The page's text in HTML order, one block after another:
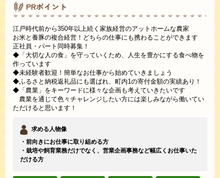
PRポイント
江戸時代前から350年以上続く家族経営のアットホームな農家
お米と養豚の複合経営！どちらの仕事にも携わることができます
正社員・パート同時募集！
◆「大切な人の食」を守っていくため、人生を豊かにする食べ物を
作っています
◆未経験者歓迎！簡単なお仕事から始めていきましょう
◆ふるさと納税返礼品にも選ばれ、町内1の寄付金額の実績あり！
◆「農業」をキーワードに様々な企画も考えていきたいです
農業を通じて色々チャレンジしたい方には楽しみながら働いてい
ただけると思います！
求める人物像
・前向きにお仕事に取り組める方
・栽培や飼育業務だけでなく、営業企画事務など幅広くお仕事いた
だける方